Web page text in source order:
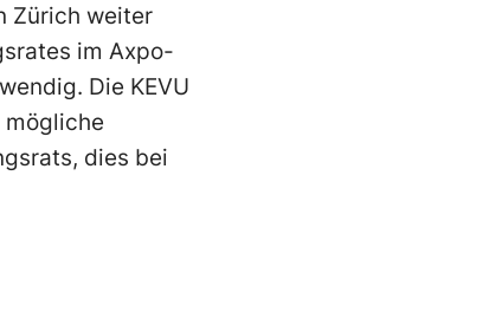
Zürich weiter
im Axpo-
Die KEVU
mögliche
dies bei